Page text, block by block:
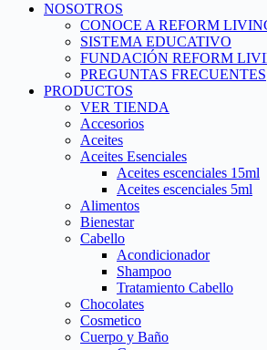
NOSOTROS
CONOCE A REFORM
SISTEMA EDUCATIVO
FUNDACIÓN REFORM
PREGUNTAS FRECUENTES
PRODUCTOS
VER TIENDA
Accesorios
Aceites
Aceites Esenciales
Aceites escenciales 15ml
Aceites escenciales 5ml
Alimentos
Bienestar
Cabello
Acondicionador
Shampoo
Tratamiento Cabello
Chocolates
Cosmetico
Cuerpo y Baño